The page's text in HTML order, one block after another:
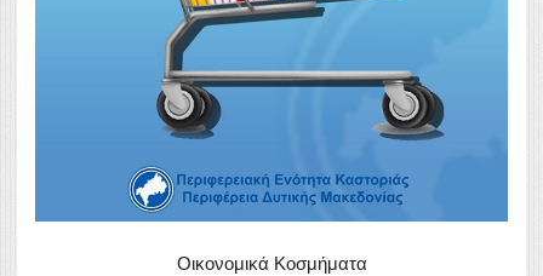
Οικονομικά Κοσμήματα